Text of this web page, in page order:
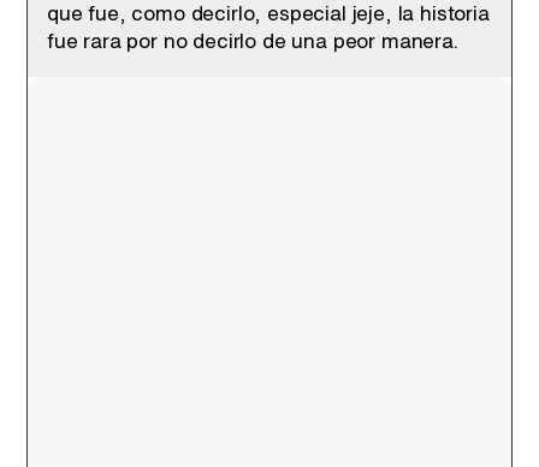
que fue, como decirlo, especial jeje, la historia
fue rara por no decirlo de una peor manera.